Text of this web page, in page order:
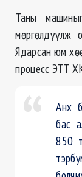
Таны
мөргөлдүүлж
Ядарсан юм
процесс ЭТТ
Анх
бас
850